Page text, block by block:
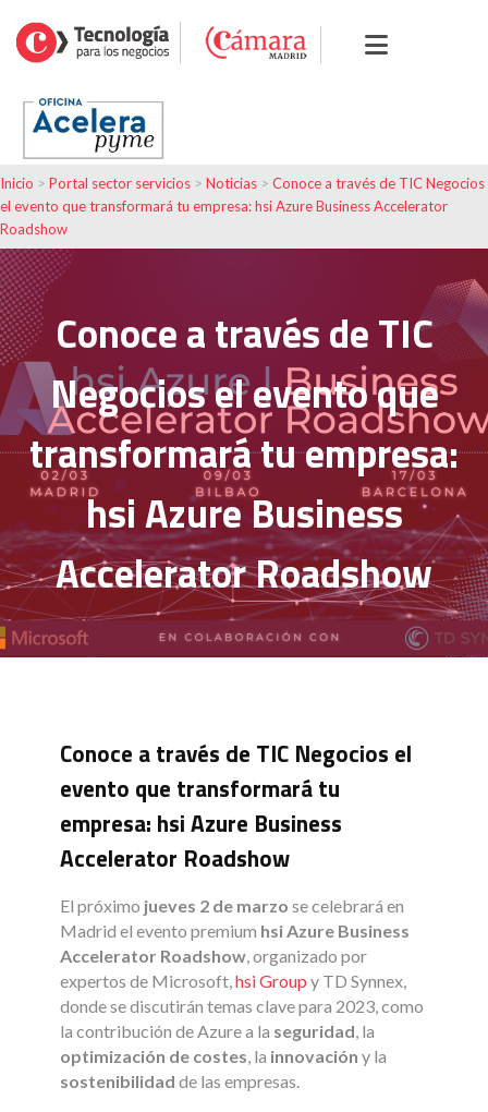
Inicio > Portal sector servicios > Noticias > Conoce a través de TIC Negocios
el evento que transformará tu empresa: hsi Azure Business Accelerator
Roadshow
Conoce a través de TIC
Negocios el evento que
transformará tu empresa:
hsi Azure Business
Accelerator Roadshow
Conoce a través de TIC Negocios el
evento que transformará tu
empresa: hsi Azure Business
Accelerator Roadshow
El próximo jueves 2 de marzo se celebrará en
Madrid el evento premium hsi Azure Business
Accelerator Roadshow, organizado por
expertos de Microsoft,hsi Group y TD Synnex,
donde se discutirán temas clave para 2023, como
la contribución de Azure a la seguridad, la
optimización de costes, la innovación y la
sostenibilidad de las empresas.